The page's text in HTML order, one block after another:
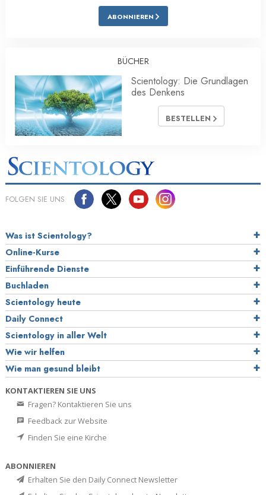
ABONNIEREN
BÜCHER
Scientology: Die Grundlagen
des Denkens
BESTELLEN
FOLGEN SIE UNS
Was ist Scientology?
Online-Kurse
Einführende Dienste
Buchladen
Scientology heute
Daily Connect
Scientology in aller Welt
Wie wir helfen
Wie man gesund bleibt
KONTAKTIEREN SIE UNS
Fragen? Kontaktieren Sie uns
Feedback zur Website
Finden Sie eine Kirche
ABONNIEREN
Erhalten Sie den Daily Connect Newsletter